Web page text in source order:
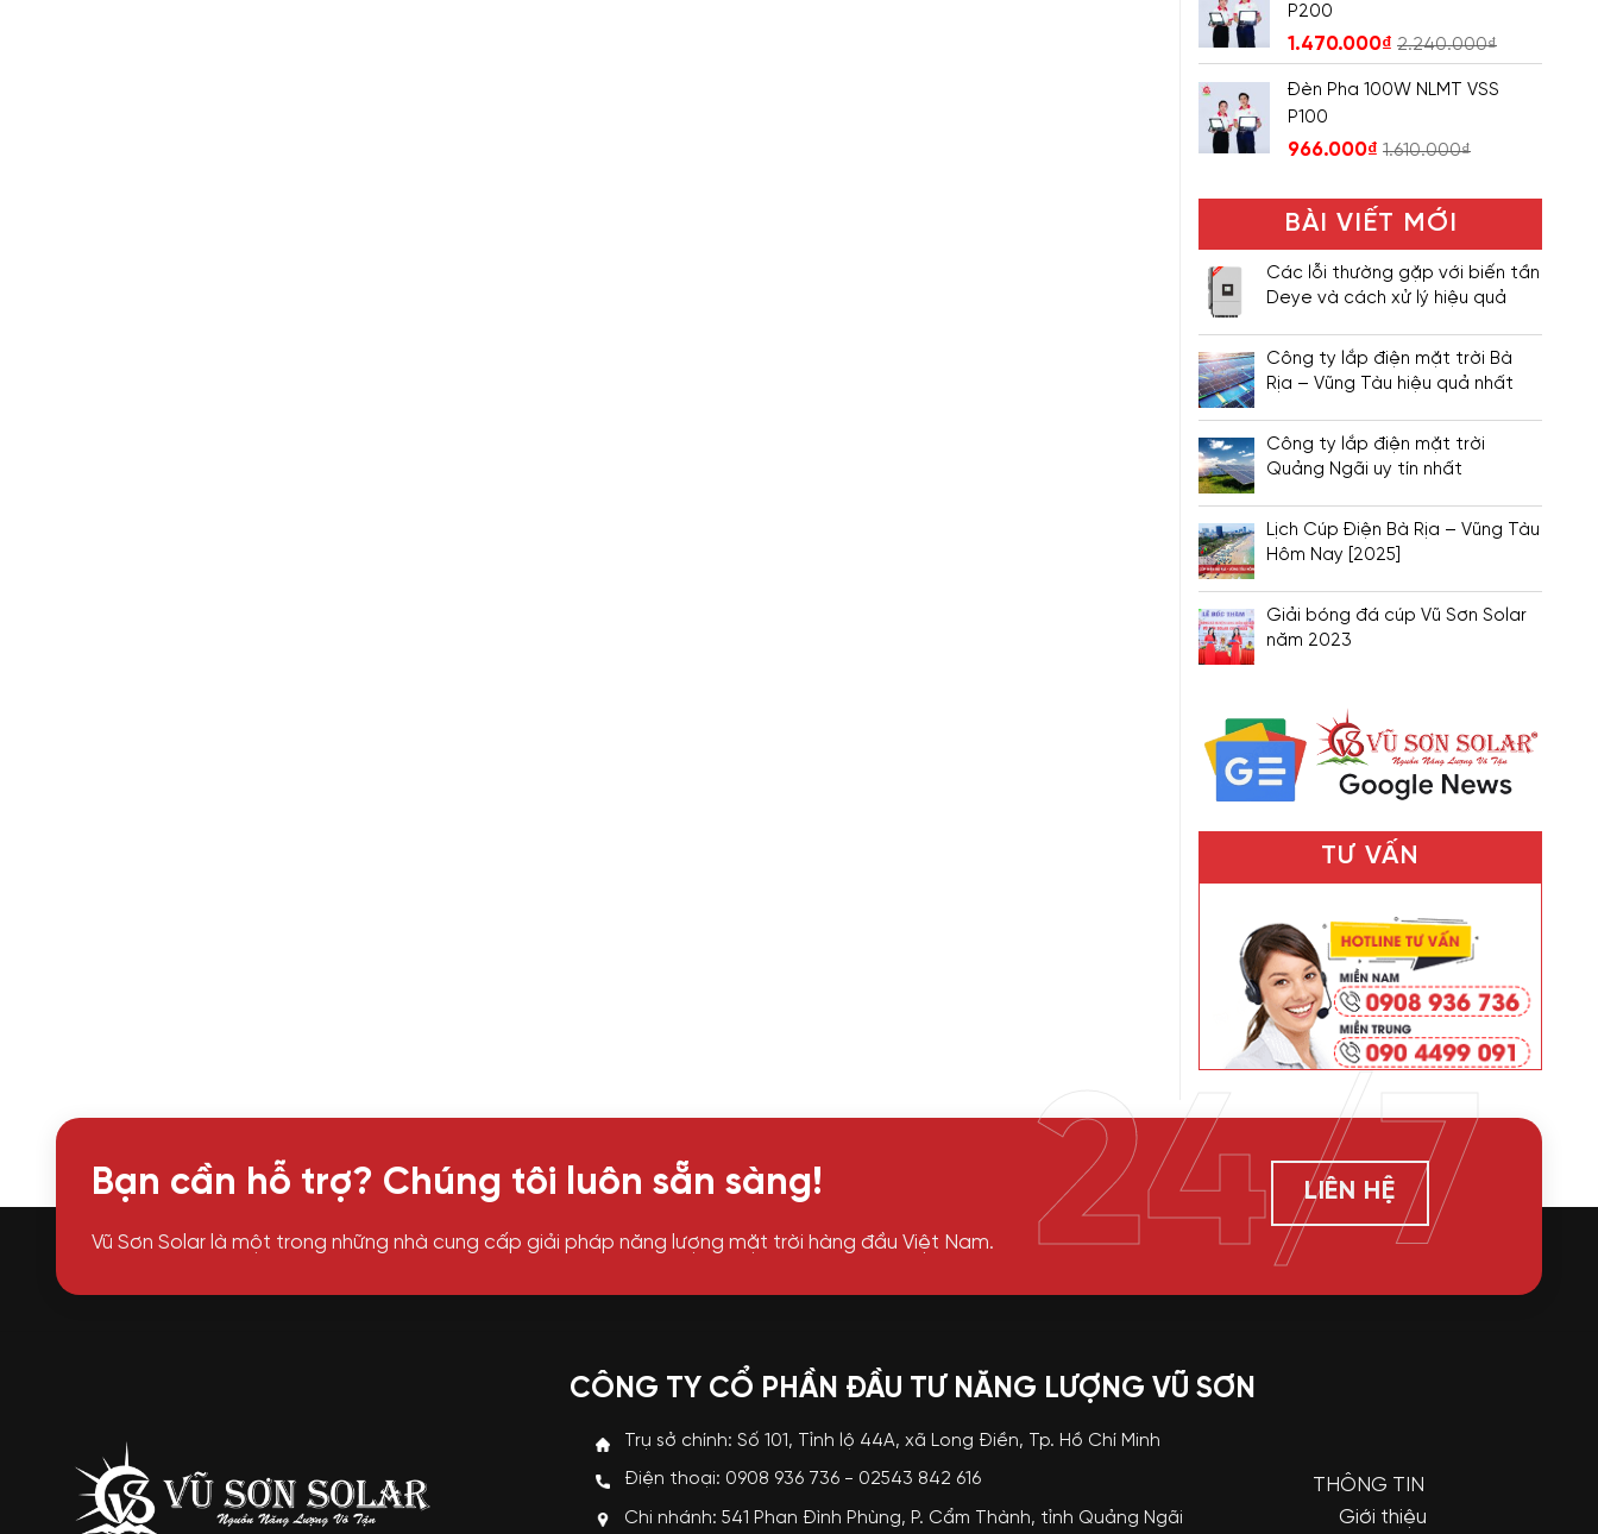
P200
1.470.000₫ 2.240.000₫
Đèn Pha 100W NLMT VSS
P100
966.000₫ 1.610.000₫
BÀI VIẾT MỚI
Các lỗi thường gặp với biến tần
Deye và cách xử lý hiệu quả
Công ty lắp điện mặt trời Bà
Rịa – Vũng Tàu hiệu quả nhất
Công ty lắp điện mặt trời
Quảng Ngãi uy tín nhất
Lịch Cúp Điện Bà Rịa – Vũng Tàu
Hôm Nay [2025]
Giải bóng đá cúp Vũ Sơn Solar
năm 2023
TƯ VẤN
Bạn cần hỗ trợ? Chúng tôi luôn sẵn sàng!
Vũ Sơn Solar là một trong những nhà cung cấp giải pháp năng lượng mặt trời hàng đầu Việt Nam.
LIÊN HỆ
24/7
CÔNG TY CỔ PHẦN ĐẦU TƯ NĂNG LƯỢNG VŨ SƠN
Trụ sở chính: Số 101, Tỉnh lộ 44A, xã Long Điền, Tp. Hồ Chí Minh
Điện thoại: 0908 936 736 - 02543 842 616
Chi nhánh: 541 Phan Đình Phùng, P. Cẩm Thành, tỉnh Quảng Ngãi
THÔNG TIN
Giới thiệu